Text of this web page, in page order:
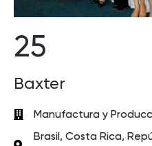
25
Baxter
Manufactura y
Brasil, Costa Rica,